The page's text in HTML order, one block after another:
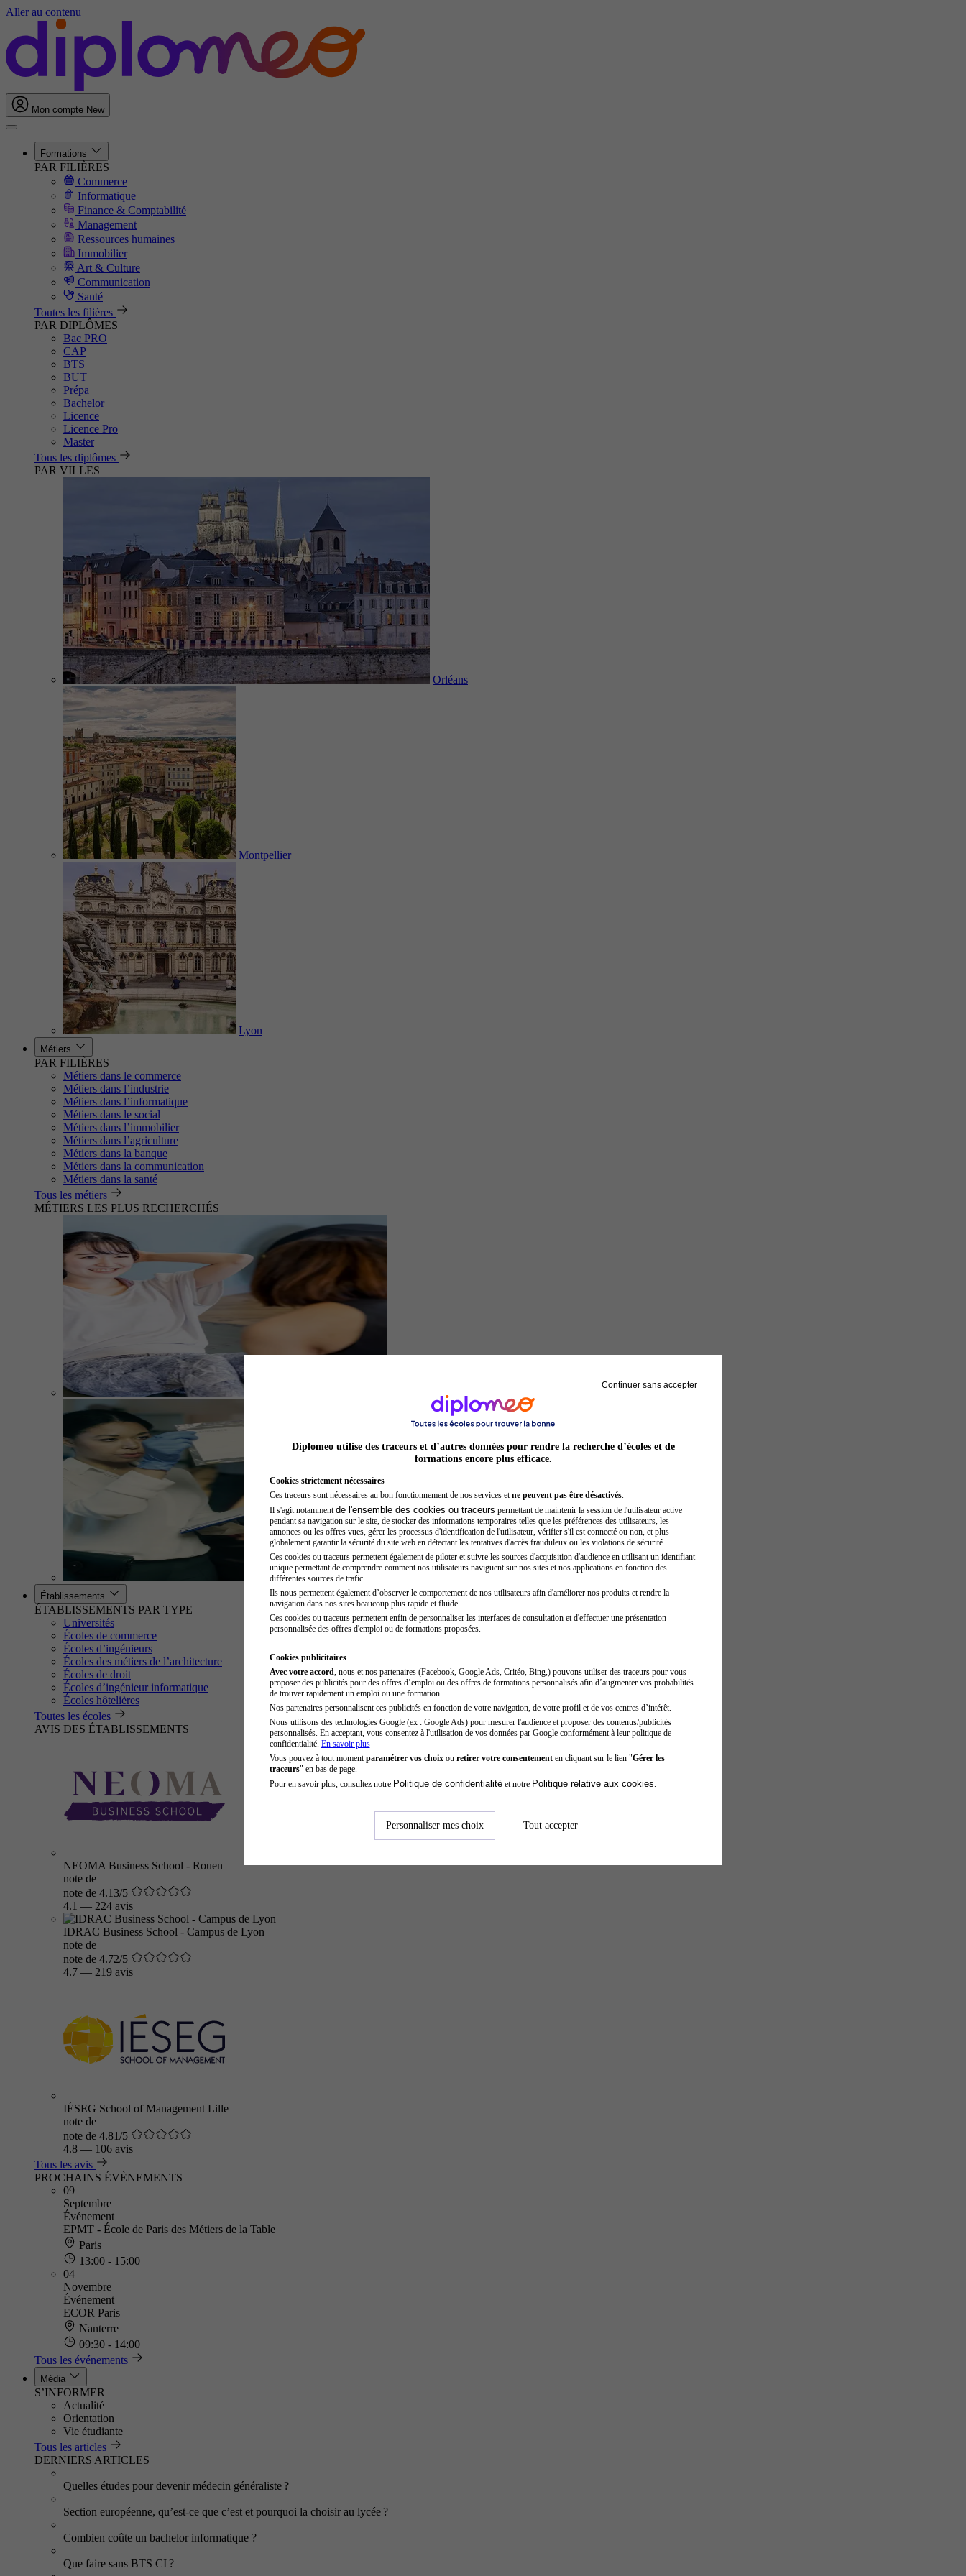
Aller au contenu
Mon compte New
Formations
PAR FILIÈRES
Commerce
Informatique
Finance & Comptabilité
Management
Ressources humaines
Immobilier
Art & Culture
Communication
Santé
Toutes les filières
PAR DIPLÔMES
Bac PRO
CAP
BTS
BUT
Prépa
Bachelor
Licence
Licence Pro
Master
Tous les diplômes
PAR VILLES
Orléans
Montpellier
Lyon
Métiers
PAR FILIÈRES
Métiers dans le commerce
Métiers dans l’industrie
Métiers dans l’informatique
Métiers dans le social
Métiers dans l’immobilier
Métiers dans l’agriculture
Métiers dans la banque
Métiers dans la communication
Métiers dans la santé
Tous les métiers
MÉTIERS LES PLUS RECHERCHÉS
Préparateur physique
Établissements
ÉTABLISSEMENTS PAR TYPE
Universités
Écoles de commerce
Écoles d’ingénieurs
Écoles des métiers de l’architecture
Écoles de droit
Écoles d’ingénieur informatique
Écoles hôtelières
Toutes les écoles
AVIS DES ÉTABLISSEMENTS
NEOMA Business School - Rouen
note de
note de 4.13/5
4.1 — 224 avis
IDRAC Business School - Campus de Lyon
note de
note de 4.72/5
4.7 — 219 avis
IÉSEG School of Management Lille
note de
note de 4.81/5
4.8 — 106 avis
Tous les avis
PROCHAINS ÉVÈNEMENTS
09
Septembre
Événement
EPMT - École de Paris des Métiers de la Table
Paris
13:00 - 15:00
04
Novembre
Événement
ECOR Paris
Nanterre
09:30 - 14:00
Tous les événements
Média
S’INFORMER
Actualité
Orientation
Vie étudiante
Tous les articles
DERNIERS ARTICLES
Quelles études pour devenir médecin généraliste ?
Section européenne, qu’est-ce que c’est et pourquoi la choisir au lycée ?
Combien coûte un bachelor informatique ?
Que faire sans BTS CI ?
Continuer sans accepter
Diplomeo utilise des traceurs et d’autres données pour rendre la recherche d’écoles et de
formations encore plus efficace.
Cookies strictement nécessaires
Ces traceurs sont nécessaires au bon fonctionnement de nos services et ne peuvent pas être désactivés.
Il s'agit notamment de l'ensemble des cookies ou traceurs permettant de maintenir la session de l'utilisateur active
pendant sa navigation sur le site, de stocker des informations temporaires telles que les préférences des utilisateurs, les
annonces ou les offres vues, gérer les processus d'identification de l'utilisateur, vérifier s'il est connecté ou non, et plus
globalement garantir la sécurité du site web en détectant les tentatives d'accès frauduleux ou les violations de sécurité.
Ces cookies ou traceurs permettent également de piloter et suivre les sources d'acquisition d'audience en utilisant un identifiant
unique permettant de comprendre comment nos utilisateurs naviguent sur nos sites et nos applications en fonction des
différentes sources de trafic.
Ils nous permettent également d’observer le comportement de nos utilisateurs afin d'améliorer nos produits et rendre la
navigation dans nos sites beaucoup plus rapide et fluide.
Ces cookies ou traceurs permettent enfin de personnaliser les interfaces de consultation et d'effectuer une présentation
personnalisée des offres d'emploi ou de formations proposées.
Cookies publicitaires
Avec votre accord , nous et nos partenaires (Facebook, Google Ads, Critéo, Bing,) pouvons utiliser des traceurs pour vous
proposer des publicités pour des offres d’emploi ou des offres de formations personnalisés afin d’augmenter vos probabilités
de trouver rapidement un emploi ou une formation.
Nos partenaires personnalisent ces publicités en fonction de votre navigation, de votre profil et de vos centres d’intérêt.
Nous utilisons des technologies Google (ex : Google Ads) pour mesurer l'audience et proposer des contenus/publicités
personnalisés. En acceptant, vous consentez à l'utilisation de vos données par Google conformément à leur politique de
confidentialité. En savoir plus
Vous pouvez à tout moment paramétrer vos choixou retirer votre consentementen cliquant sur le lien "Gérer les
traceurs" en bas de page.
Pour en savoir plus, consultez notre Politique de confidentialitéet notre Politique relative aux cookies
Personnaliser mes choix Tout accepter